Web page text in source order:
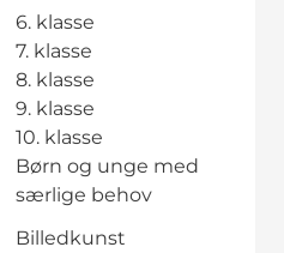
6. klasse
7. klasse
8. klasse
9. klasse
10. klasse
Børn og unge med
særlige behov
Billedkunst